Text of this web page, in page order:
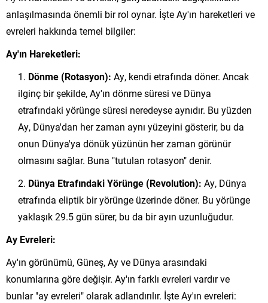
anlaşılmasında önemli bir rol oynar. İşte Ay'ın hareketleri ve
evreleri hakkında temel bilgiler:
Ay'ın Hareketleri:
Dönme (Rotasyon): Ay, kendi etrafında döner. Ancak
ilginç bir şekilde, Ay'ın dönme süresi ve Dünya
etrafındaki yörünge süresi neredeyse aynıdır. Bu yüzden
Ay, Dünya'dan her zaman aynı yüzeyini gösterir, bu da
onun Dünya'ya dönük yüzünün her zaman görünür
olmasını sağlar. Buna "tutulan rotasyon" denir.
Dünya Etrafındaki Yörünge (Revolution): Ay, Dünya
etrafında eliptik bir yörünge üzerinde döner. Bu yörünge
yaklaşık 29.5 gün sürer, bu da bir ayın uzunluğudur.
Ay Evreleri:
Ay'ın görünümü, Güneş, Ay ve Dünya arasındaki
konumlarına göre değişir. Ay'ın farklı evreleri vardır ve
bunlar "ay evreleri" olarak adlandırılır. İşte Ay'ın evreleri: